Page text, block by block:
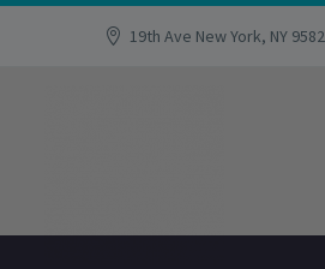
19th Ave New York, NY